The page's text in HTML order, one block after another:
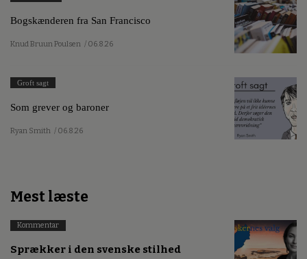
Bogskænderen fra San Francisco
Knud Bruun Poulsen / 06.8.26
Groft sagt
Som grever og baroner
Ryan Smith / 06.8.26
Mest læste
Kommentar
Sprækker i den svenske stilhed